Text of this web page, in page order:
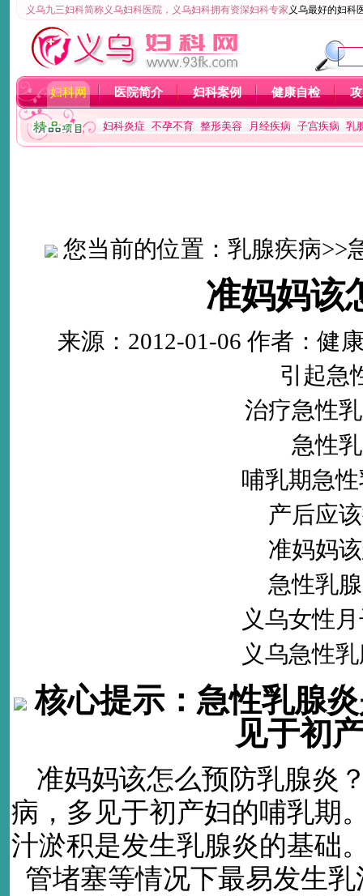
义乌九三妇科简称义乌妇科医院，义乌妇科拥有资深妇科专家 义乌最好的妇科
妇科网 医院简介 妇科案例 健康自检
妇科炎症 不孕不育 整形美容 月经疾病 子宫疾病 乳
您当前的位置： 乳腺疾病>>
准妈妈该
来源：2012-01-06 作者：健
引起急
治疗急性
急性
哺乳期急
产后应
准妈妈
急性乳
义乌女性
义乌急性
核心提示： 急性乳腺
见于初
准妈妈该怎么预防乳腺炎
病，多见于初产妇的哺乳期
汁淤积是发生乳腺炎的基础
管堵塞等情况下最易发生